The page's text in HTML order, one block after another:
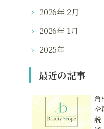
2026年 2月
2026年 1月
2025年
最近の記事
角
や
説